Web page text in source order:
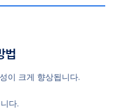
법
이 크게 향상됩니다.
다.